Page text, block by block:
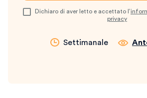
Dichiaro di aver letto e accettato l’
privacy
Settimanale